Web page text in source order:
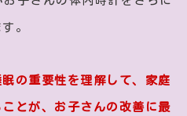
。
の重要性を理解して、家庭
とが、お子さんの改善に最